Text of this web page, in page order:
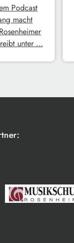
Podcast
macht
unter …